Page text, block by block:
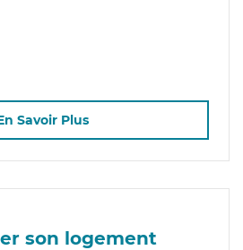
Savoir Plus
son logement